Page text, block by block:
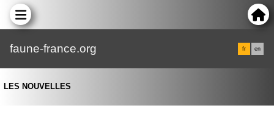
faune-france.org fr en
LES NOUVELLES